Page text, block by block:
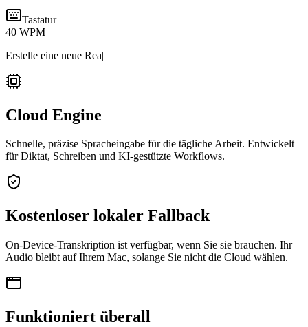
Tastatur
40 WPM
Erstelle eine neue Rea|
Cloud Engine
Schnelle, präzise Spracheingabe für die tägliche Arbeit. Entwickelt
für Diktat, Schreiben und KI-gestützte Workflows.
Kostenloser lokaler Fallback
On-Device-Transkription ist verfügbar, wenn Sie sie brauchen. Ihr
Audio bleibt auf Ihrem Mac, solange Sie nicht die Cloud wählen.
Funktioniert überall